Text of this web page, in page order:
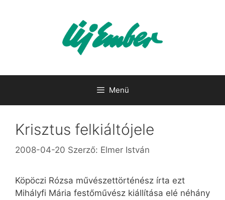
Menü
Krisztus felkiáltójele
2008-04-20 Szerző: Elmer István
Köpöczi Rózsa művészettörténész írta ezt
Mihályfi Mária festőművész kiállítása elé néhány